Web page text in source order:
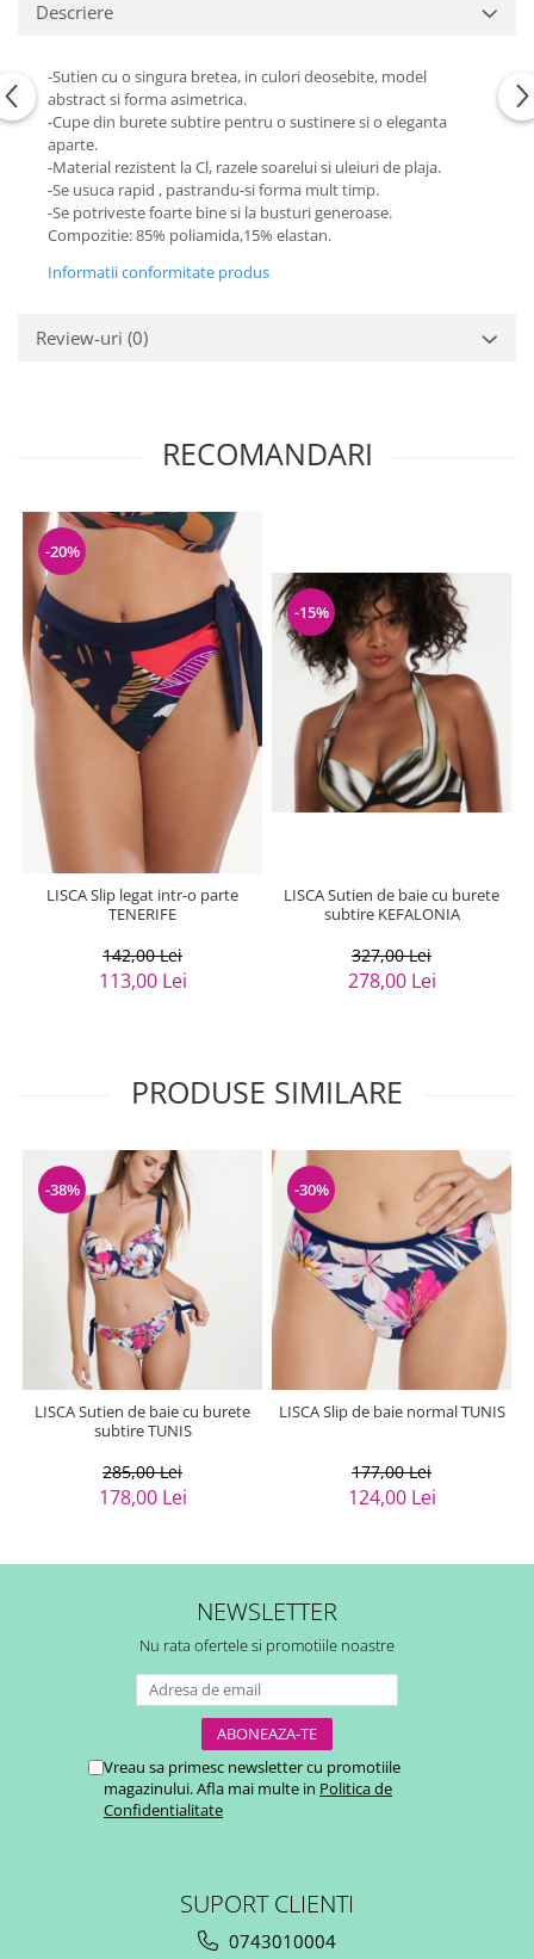
Descriere
-Sutien cu o singura bretea, in culori deosebite, model
abstract si forma asimetrica.
-Cupe din burete subtire pentru o sustinere si o eleganta
aparte.
-Material rezistent la Cl, razele soarelui si uleiuri de plaja.
-Se usuca rapid , pastrandu-si forma mult timp.
-Se potriveste foarte bine si la busturi generoase.
Compozitie: 85% poliamida,15% elastan.
Informatii conformitate produs
Review-uri (0)
RECOMANDARI
-20%
LISCA Slip legat intr-o parte
TENERIFE
142,00 Lei
113,00 Lei
-15%
LISCA Sutien de baie cu burete
subtire KEFALONIA
327,00 Lei
278,00 Lei
PRODUSE SIMILARE
-38%
LISCA Sutien de baie cu burete
subtire TUNIS
285,00 Lei
178,00 Lei
-30%
LISCA Slip de baie normal TUNIS
177,00 Lei
124,00 Lei
NEWSLETTER
Nu rata ofertele si promotiile noastre
Vreau sa primesc newsletter cu promotiile
magazinului. Afla mai multe in Politica de
Confidentialitate
SUPORT CLIENTI
0743010004